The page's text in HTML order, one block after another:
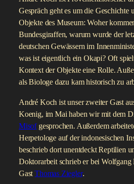
Gespräch geht es um die Geschichte
Objekte des Museum: Woher
Bundesgiraffen, warum wurde der
deutschen Gewässern im
was ist eigentlich ein Okapi? Oft
Kontext der Objekte eine Rolle.
als Biologe dazu kam historisch zu
André Koch ist unser zweiter Gast
Koenig, im Mai haben wir mit dem
Misofgesprochen. Außerdem
Herpetologe auf der indonesischen
beschrieb dort unentdeckt Reptilien
Doktorarbeit schrieb er bei Wolfgang
GastThomas Ziegler.